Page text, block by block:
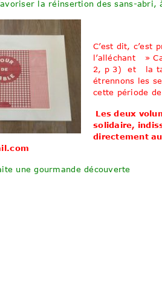
la réinsertion des sans-abri,
C’est dit,
l’alléchant »
2, p 3) et la
étrennons les
cette période
Les deux
solidaire,
directement
une gourmande découverte